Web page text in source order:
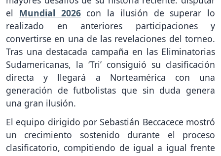
el Mundial 2026con la ilusión de superar lo
realizado en anteriores participaciones y
convertirse en una de las revelaciones del torneo.
Tras una destacada campaña en las Eliminatorias
Sudamericanas, la ‘Tri’ consiguió su clasificación
directa y llegará a Norteamérica con una
generación de futbolistas que sin duda genera
una gran ilusión.
El equipo dirigido por Sebastián Beccacece mostró
un crecimiento sostenido durante el proceso
clasificatorio, compitiendo de igual a igual frente